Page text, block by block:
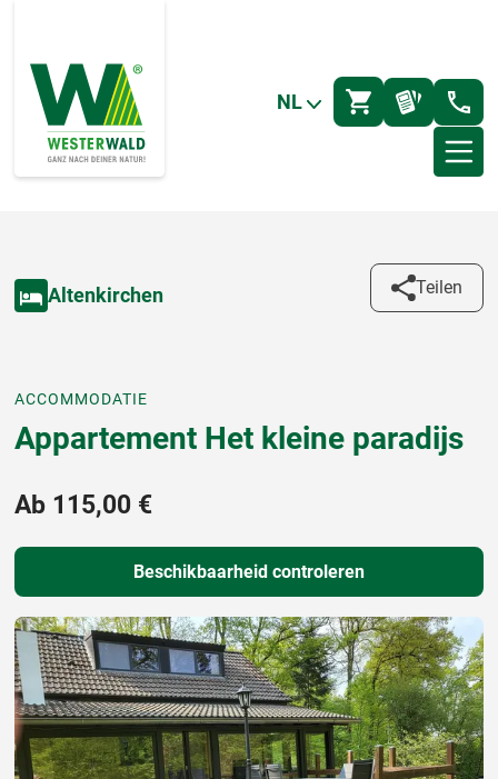
NL
Altenkirchen Teilen
ACCOMMODATIE
Appartement Het kleine paradijs
Ab 115,00 €
Beschikbaarheid controleren